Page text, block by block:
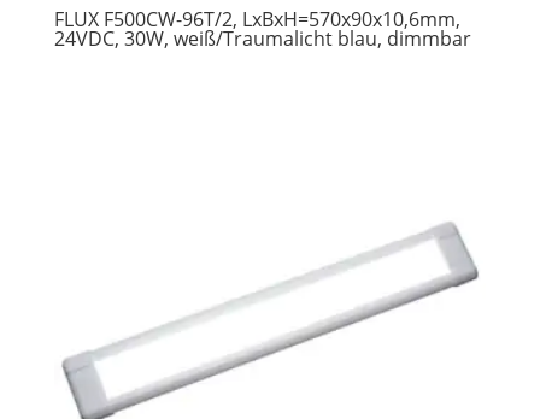
FLUX F500CW-96T/2, LxBxH=570x90x10,6mm,
24VDC, 30W, weiß/Traumalicht blau, dimmbar